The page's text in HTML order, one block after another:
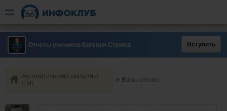
Отчеты учеников Евгения Стрижа Вступить
Автоматический скальпинг
СМЕ
Ваши сделки